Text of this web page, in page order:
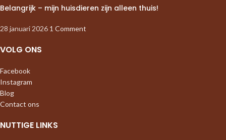
Belangrijk – mijn huisdieren zijn alleen thuis!
28 januari 2026 1 Comment
VOLG ONS
Facebook
Instagram
Blog
Contact ons
NUTTIGE LINKS